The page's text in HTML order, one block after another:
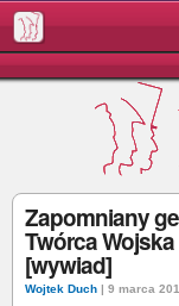
Zapomniany
Twórca
[wywiad]
Wojtek Duch | 9 marca